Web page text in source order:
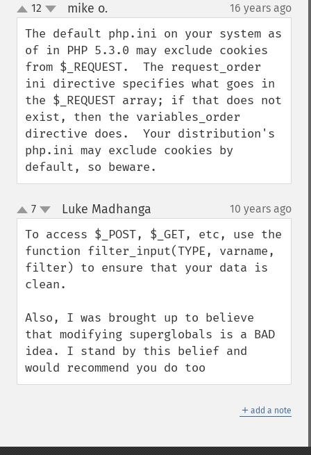
up
down
12 mike o. 16 years ago
The default php.ini on your system as
of in PHP 5.3.0 may exclude cookies
from $_REQUEST.  The request_order
ini directive specifies what goes in
the $_REQUEST array; if that does not
exist, then the variables_order
directive does.  Your distribution's
php.ini may exclude cookies by
default, so beware.
up
down
7 Luke Madhanga 10 years ago
To access $_POST, $_GET, etc, use the
function filter_input(TYPE, varname,
filter) to ensure that your data is
clean.
Also, I was brought up to believe
that modifying superglobals is a BAD
idea. I stand by this belief and
would recommend you do too
＋ add a note